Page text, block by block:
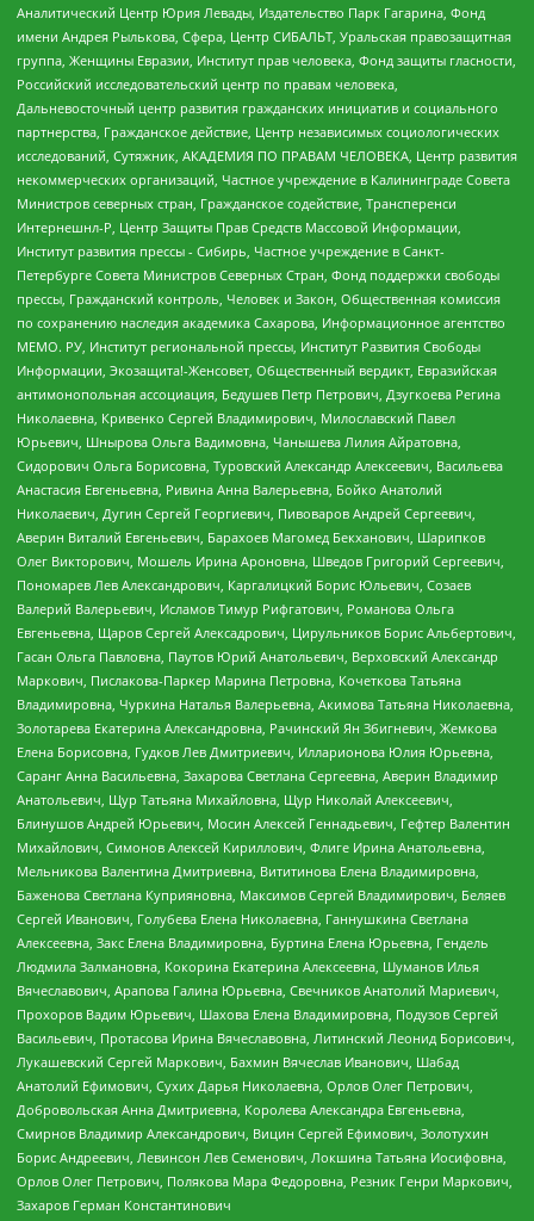
Аналитический Центр Юрия Левады, Издательство Парк Гагарина, Фонд
имени Андрея Рылькова, Сфера, Центр СИБАЛЬТ, Уральская правозащитная
группа, Женщины Евразии, Институт прав человека, Фонд защиты гласности,
Российский исследовательский центр по правам человека,
Дальневосточный центр развития гражданских инициатив и социального
партнерства, Гражданское действие, Центр независимых социологических
исследований, Сутяжник, АКАДЕМИЯ ПО ПРАВАМ ЧЕЛОВЕКА, Центр развития
некоммерческих организаций, Частное учреждение в Калининграде Совета
Министров северных стран, Гражданское содействие, Трансперенси
Интернешнл-Р, Центр Защиты Прав Средств Массовой Информации,
Институт развития прессы - Сибирь, Частное учреждение в Санкт-
Петербурге Совета Министров Северных Стран, Фонд поддержки свободы
прессы, Гражданский контроль, Человек и Закон, Общественная комиссия
по сохранению наследия академика Сахарова, Информационное агентство
МЕМО. РУ, Институт региональной прессы, Институт Развития Свободы
Информации, Экозащита!-Женсовет, Общественный вердикт, Евразийская
антимонопольная ассоциация, Бедушев Петр Петрович, Дзугкоева Регина
Николаевна, Кривенко Сергей Владимирович, Милославский Павел
Юрьевич, Шнырова Ольга Вадимовна, Чанышева Лилия Айратовна,
Сидорович Ольга Борисовна, Туровский Александр Алексеевич, Васильева
Анастасия Евгеньевна, Ривина Анна Валерьевна, Бойко Анатолий
Николаевич, Дугин Сергей Георгиевич, Пивоваров Андрей Сергеевич,
Аверин Виталий Евгеньевич, Барахоев Магомед Бекханович, Шарипков
Олег Викторович, Мошель Ирина Ароновна, Шведов Григорий Сергеевич,
Пономарев Лев Александрович, Каргалицкий Борис Юльевич, Созаев
Валерий Валерьевич, Исламов Тимур Рифгатович, Романова Ольга
Евгеньевна, Щаров Сергей Алексадрович, Цирульников Борис Альбертович,
Гасан Ольга Павловна, Паутов Юрий Анатольевич, Верховский Александр
Маркович, Пислакова-Паркер Марина Петровна, Кочеткова Татьяна
Владимировна, Чуркина Наталья Валерьевна, Акимова Татьяна Николаевна,
Золотарева Екатерина Александровна, Рачинский Ян Збигневич, Жемкова
Елена Борисовна, Гудков Лев Дмитриевич, Илларионова Юлия Юрьевна,
Саранг Анна Васильевна, Захарова Светлана Сергеевна, Аверин Владимир
Анатольевич, Щур Татьяна Михайловна, Щур Николай Алексеевич,
Блинушов Андрей Юрьевич, Мосин Алексей Геннадьевич, Гефтер Валентин
Михайлович, Симонов Алексей Кириллович, Флиге Ирина Анатольевна,
Мельникова Валентина Дмитриевна, Вититинова Елена Владимировна,
Баженова Светлана Куприяновна, Максимов Сергей Владимирович, Беляев
Сергей Иванович, Голубева Елена Николаевна, Ганнушкина Светлана
Алексеевна, Закс Елена Владимировна, Буртина Елена Юрьевна, Гендель
Людмила Залмановна, Кокорина Екатерина Алексеевна, Шуманов Илья
Вячеславович, Арапова Галина Юрьевна, Свечников Анатолий Мариевич,
Прохоров Вадим Юрьевич, Шахова Елена Владимировна, Подузов Сергей
Васильевич, Протасова Ирина Вячеславовна, Литинский Леонид Борисович,
Лукашевский Сергей Маркович, Бахмин Вячеслав Иванович, Шабад
Анатолий Ефимович, Сухих Дарья Николаевна, Орлов Олег Петрович,
Добровольская Анна Дмитриевна, Королева Александра Евгеньевна,
Смирнов Владимир Александрович, Вицин Сергей Ефимович, Золотухин
Борис Андреевич, Левинсон Лев Семенович, Локшина Татьяна Иосифовна,
Орлов Олег Петрович, Полякова Мара Федоровна, Резник Генри Маркович,
Захаров Герман Константинович